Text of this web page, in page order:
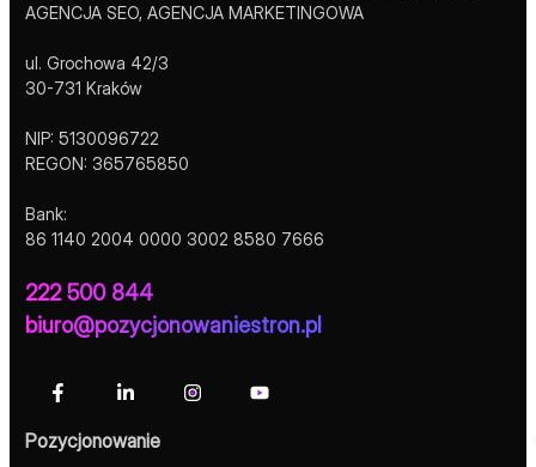
AGENCJA SEO, AGENCJA MARKETINGOWA
ul. Grochowa 42/3
30-731 Kraków
NIP: 5130096722
REGON: 365765850
Bank:
86 1140 2004 0000 3002 8580 7666
222 500 844
biuro@pozycjonowaniestron.pl
Pozycjonowanie